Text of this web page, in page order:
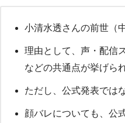
小清水透さんの前世（
理由として、声・配信
などの共通点が挙げら
ただし、公式発表では
顔バレについても、公